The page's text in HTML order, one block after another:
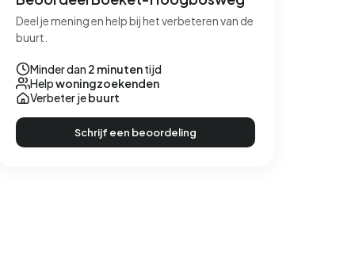
Deel je mening en help bij het verbeteren van de
buurt.
Minder dan 2 minutentijd
Helpwoningzoekenden
Verbeter jebuurt
Schrijf een beoordeling